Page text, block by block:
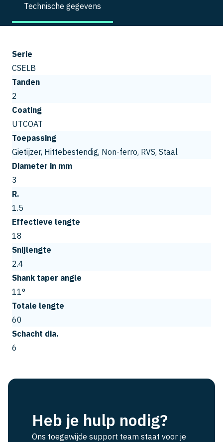
Technische gegevens
Serie
CSELB
Tanden
2
Coating
UTCOAT
Toepassing
Gietijzer, Hittebestendig, Non-ferro, RVS, Staal
Diameter in mm
3
R.
1.5
Effectieve lengte
18
Snijlengte
2.4
Shank taper angle
11°
Totale lengte
60
Schacht dia.
6
Heb je hulp nodig?
Ons toegewijde support team staat voor je